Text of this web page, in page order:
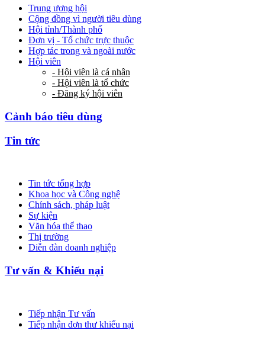
Trung ương hội
Cộng đồng vì người tiêu dùng
Hội tỉnh/Thành phố
Đơn vị - Tổ chức trực thuộc
Hợp tác trong và ngoài nước
Hội viên
- Hội viên là cá nhân
- Hội viên là tổ chức
- Đăng ký hội viên
Cảnh báo tiêu dùng
Tin tức
Tin tức tổng hợp
Khoa học và Công nghệ
Chính sách, pháp luật
Sự kiện
Văn hóa thể thao
Thị trường
Diễn đàn doanh nghiệp
Tư vấn & Khiếu nại
Tiếp nhận Tư vấn
Tiếp nhận đơn thư khiếu nại